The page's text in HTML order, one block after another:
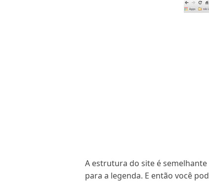
A estrutura do site é
para a legenda. E então você